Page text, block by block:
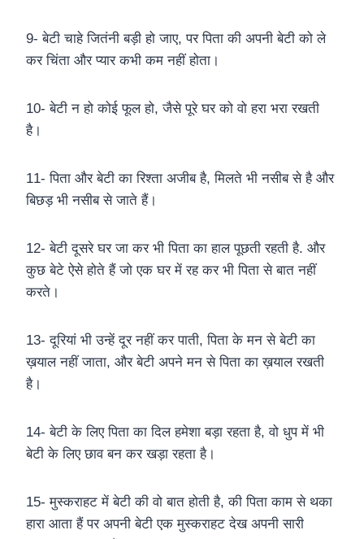
9- बेटी चाहे जितंनी बड़ी हो जाए, पर पिता की अपनी बेटी को ले
कर चिंता और प्यार कभी कम नहीं होता।
10- बेटी न हो कोई फूल हो, जैसे पूरे घर को वो हरा भरा रखती
है।
11- पिता और बेटी का रिश्ता अजीब है, मिलते भी नसीब से है और
बिछड़ भी नसीब से जाते हैं।
12- बेटी दूसरे घर जा कर भी पिता का हाल पूछती रहती है. और
कुछ बेटे ऐसे होते हैं जो एक घर में रह कर भी पिता से बात नहीं
करते।
13- दूरियां भी उन्हें दूर नहीं कर पाती, पिता के मन से बेटी का
ख़याल नहीं जाता, और बेटी अपने मन से पिता का ख़याल रखती
है।
14- बेटी के लिए पिता का दिल हमेशा बड़ा रहता है, वो धुप में भी
बेटी के लिए छाव बन कर खड़ा रहता है।
15- मुस्कराहट में बेटी की वो बात होती है, की पिता काम से थका
हारा आता हैं पर अपनी बेटी एक मुस्कराहट देख अपनी सारी